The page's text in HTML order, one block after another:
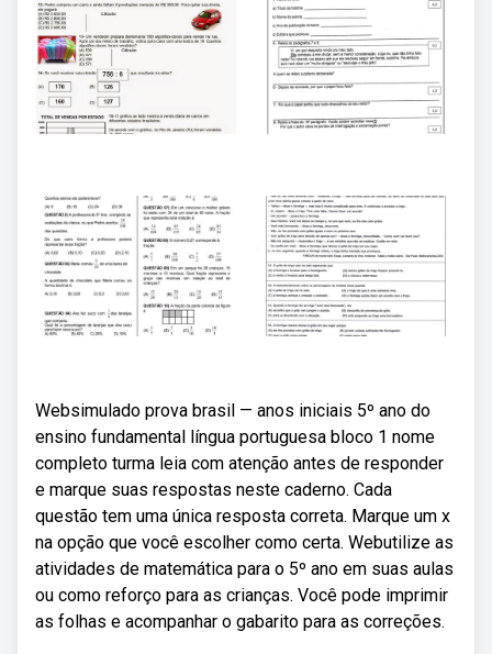
Websimulado prova brasil — anos iniciais 5º ano do
ensino fundamental língua portuguesa bloco 1 nome
completo turma leia com atenção antes de responder
e marque suas respostas neste caderno. Cada
questão tem uma única resposta correta. Marque um x
na opção que você escolher como certa. Webutilize as
atividades de matemática para o 5º ano em suas aulas
ou como reforço para as crianças. Você pode imprimir
as folhas e acompanhar o gabarito para as correções.